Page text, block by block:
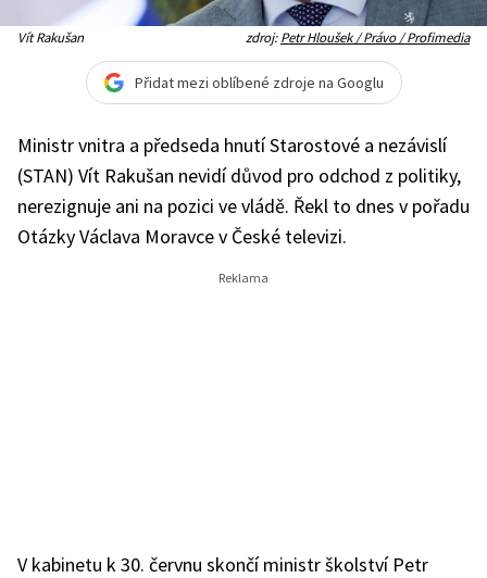
Vít Rakušan zdroj:Petr Hloušek / Právo / Profimedia
Přidat mezi oblíbené zdroje na Googlu
Ministr vnitra a předseda hnutí Starostové a nezávislí
(STAN) Vít Rakušan nevidí důvod pro odchod z politiky,
nerezignuje ani na pozici ve vládě. Řekl to dnes v pořadu
Otázky Václava Moravce v České televizi.
V kabinetu k 30. červnu skončí ministr školství Petr